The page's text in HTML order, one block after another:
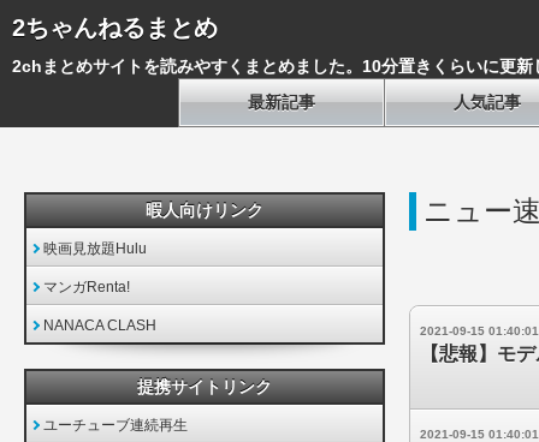
2ちゃんねるまとめ
2chまとめサイトを読みやすくまとめました。10分置きくらいに更新
最新記事
人気記事
ニュー
2021-09-15 01:40:01
【悲報】モ
2021-09-15 01:40:01
暇人向けリンク
映画見放題Hulu
マンガRenta!
NANACA CLASH
提携サイトリンク
ユーチューブ連続再生